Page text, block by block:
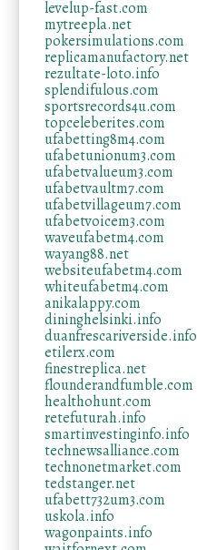
levelup-fast.com
mytreepla.net
pokersimulations.com
replicamanufactory.net
rezultate-loto.info
splendifulous.com
sportsrecords4u.com
topceleberites.com
ufabetting8m4.com
ufabetunionum3.com
ufabetvalueum3.com
ufabetvaultm7.com
ufabetvillageum7.com
ufabetvoicem3.com
waveufabetm4.com
wayang88.net
websiteufabetm4.com
whiteufabetm4.com
anikalappy.com
dininghelsinki.info
duanfrescariverside.info
etilerx.com
finestreplica.net
flounderandfumble.com
healthohunt.com
retefuturah.info
smartinvestinginfo.info
technewsalliance.com
technonetmarket.com
tedstanger.net
ufabett732um3.com
uskola.info
wagonpaints.info